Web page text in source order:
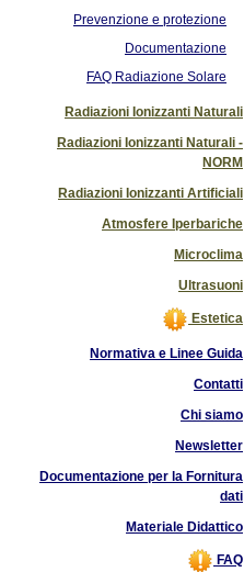
Prevenzione e protezione
Documentazione
FAQ Radiazione Solare
Radiazioni Ionizzanti Naturali
Radiazioni Ionizzanti Naturali -
NORM
Radiazioni Ionizzanti Artificiali
Atmosfere Iperbariche
Microclima
Ultrasuoni
Estetica
Normativa e Linee Guida
Contatti
Chi siamo
Newsletter
Documentazione per la Fornitura
dati
Materiale Didattico
FAQ